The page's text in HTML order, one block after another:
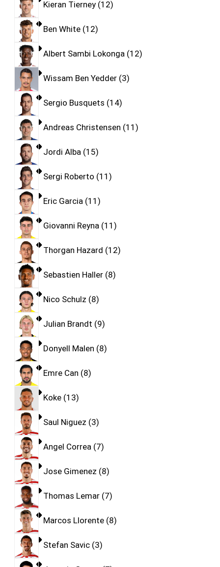
Kieran Tierney 12
Ben White 12
Albert Sambi Lokonga 12
Wissam Ben Yedder 3
Sergio Busquets 14
Andreas Christensen 11
Jordi Alba 15
Sergi Roberto 11
Eric Garcia 11
Giovanni Reyna 11
Thorgan Hazard 12
Sebastien Haller 8
Nico Schulz 8
Julian Brandt 9
Donyell Malen 8
Emre Can 8
Koke 13
Saul Niguez 3
Angel Correa 7
Jose Gimenez 8
Thomas Lemar 7
Marcos Llorente 8
Stefan Savic 3